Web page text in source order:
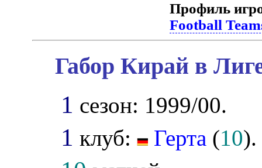
Профиль
Football
Габор Кирай в
1 сезон: 1999/00.
1 клуб: Герта (10).